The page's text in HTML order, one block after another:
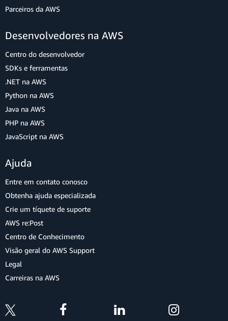
Parceiros da AWS
Desenvolvedores na AWS
Centro do desenvolvedor
SDKs e ferramentas
.NET na AWS
Python na AWS
Java na AWS
PHP na AWS
JavaScript na AWS
Ajuda
Entre em contato conosco
Obtenha ajuda especializada
Crie um tíquete de suporte
AWS re:Post
Centro de Conhecimento
Visão geral do AWS Support
Legal
Carreiras na AWS